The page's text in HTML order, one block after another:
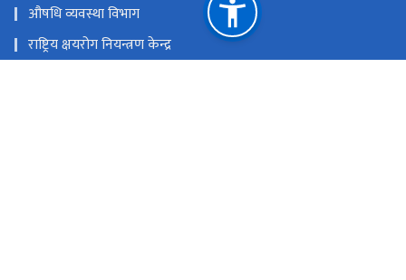
औषधि व्यवस्था विभाग
राष्ट्रिय क्षयरोग नियन्त्रण केन्द्र